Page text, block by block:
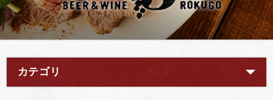
カテゴリ